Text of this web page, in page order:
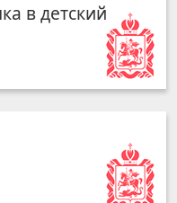
в детский